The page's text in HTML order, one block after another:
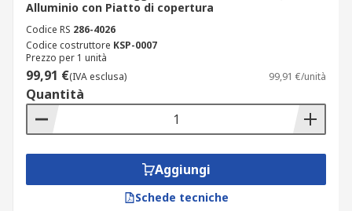
Alluminio con Piatto di copertura
Codice RS 286-4026
Codice costruttore KSP-0007
Prezzo per 1 unità
99,91 €(IVA esclusa) 99,91 €/unità
Quantità
Aggiungi
Schede tecniche